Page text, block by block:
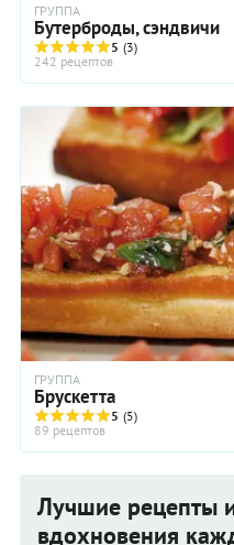
ГРУППА
Бутерброды, сэндвичи
5 (3)
242 рецептов
ГРУППА
Брускетта
5 (5)
89 рецептов
Лучшие рецепты
вдохновения